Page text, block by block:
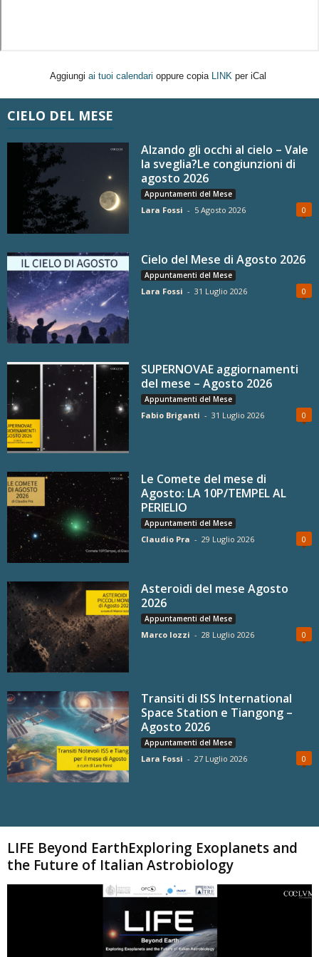
Aggiungi ai tuoi calendari oppure copia LINK per iCal
CIELO DEL MESE
Alzando gli occhi al cielo – Vale
la sveglia?Le congiunzioni di
agosto 2026
Appuntamenti del Mese
Lara Fossi - 5 Agosto 2026 0
Cielo del Mese di Agosto 2026
Appuntamenti del Mese
Lara Fossi - 31 Luglio 2026 0
SUPERNOVAE aggiornamenti
del mese – Agosto 2026
Appuntamenti del Mese
Fabio Briganti - 31 Luglio 2026 0
Le Comete del mese di
Agosto: LA 10P/TEMPEL AL
PERIELIO
Appuntamenti del Mese
Claudio Pra - 29 Luglio 2026 0
Asteroidi del mese Agosto
2026
Appuntamenti del Mese
Marco Iozzi - 28 Luglio 2026 0
Transiti di ISS International
Space Station e Tiangong –
Agosto 2026
Appuntamenti del Mese
Lara Fossi - 27 Luglio 2026 0
LIFE Beyond EarthExploring Exoplanets and
the Future of Italian Astrobiology